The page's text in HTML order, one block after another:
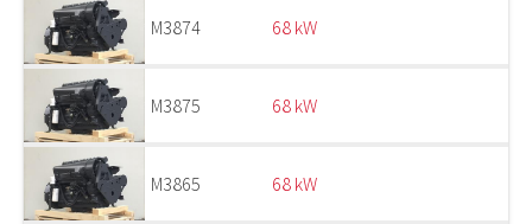
M3874 68 kW
M3875 68 kW
M3865 68 kW